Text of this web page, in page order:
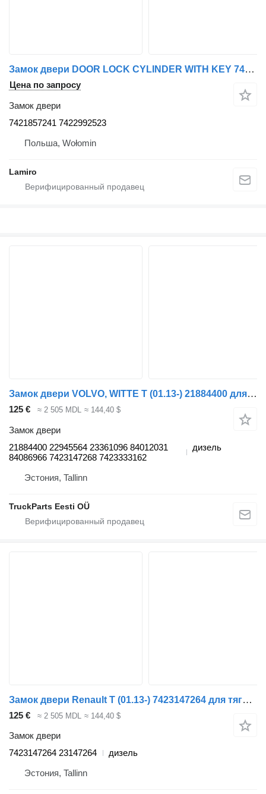
Замок двери DOOR LOCK CYLINDER WITH KEY 7421857241 7422992523 для тягача Renault RANGE T
Цена по запросу
Замок двери
7421857241 7422992523
Польша, Wołomin
Lamiro
Замок двери VOLVO, WITTE T (01.13-) 21884400 для тягача Renault T (2013-)
125 € ≈ 2 505 MDL ≈ 144,40 $
Замок двери
21884400 22945564 23361096 84012031
84086966 7423147268 7423333162
дизель
Эстония, Tallinn
TruckParts Eesti OÜ
Замок двери Renault T (01.13-) 7423147264 для тягача Renault Magnum (1990-2014)
125 € ≈ 2 505 MDL ≈ 144,40 $
Замок двери
7423147264 23147264
дизель
Эстония, Tallinn